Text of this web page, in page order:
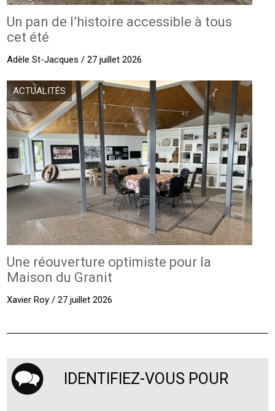
Un pan de l’histoire accessible à tous
cet été
Adèle St-Jacques / 27 juillet 2026
ACTUALITÉS
Une réouverture optimiste pour la
Maison du Granit
Xavier Roy / 27 juillet 2026
IDENTIFIEZ-VOUS POUR